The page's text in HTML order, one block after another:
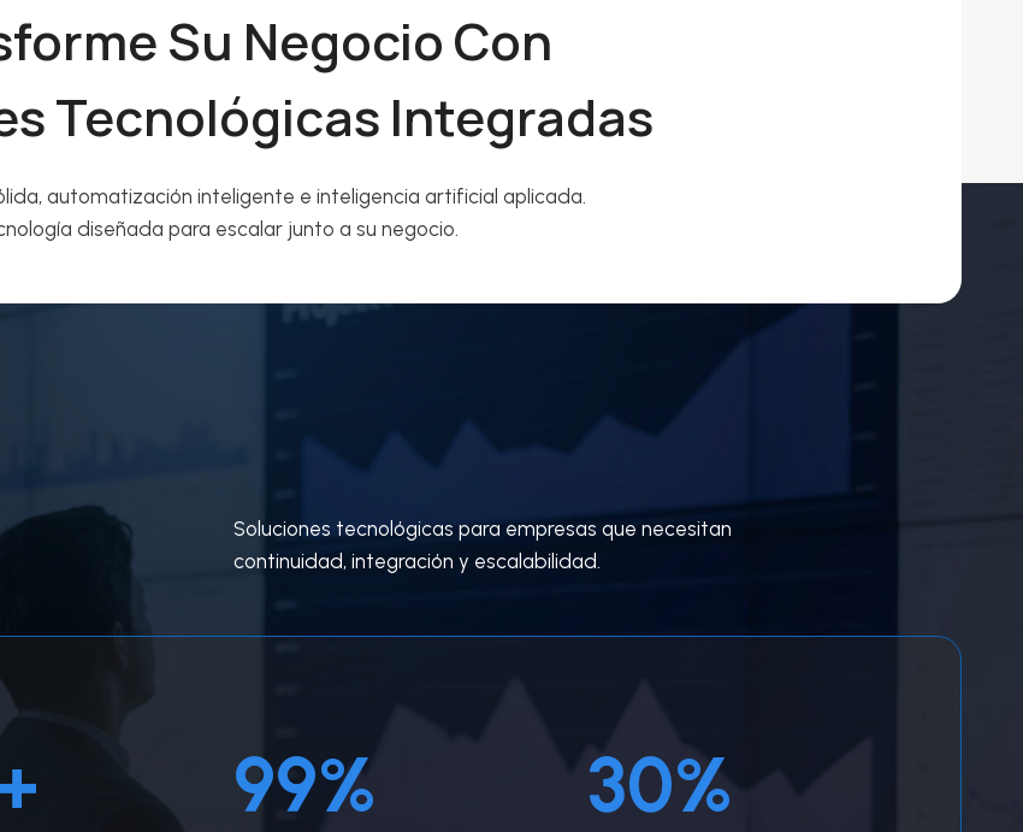
Su Negocio Con
Tecnológicas Integradas
automatización inteligente e inteligencia artificial aplicada.
diseñada para escalar junto a su negocio.
Soluciones tecnológicas para empresas que necesitan
continuidad, integración y escalabilidad.
9
99%
0
%
30%